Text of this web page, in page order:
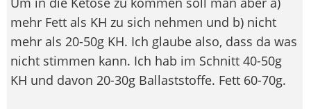
mehr Fett als KH zu sich nehmen und b) nicht
mehr als 20-50g KH. Ich glaube also, dass da was
nicht stimmen kann. Ich hab im Schnitt 40-50g
KH und davon 20-30g Ballaststoffe. Fett 60-70g.